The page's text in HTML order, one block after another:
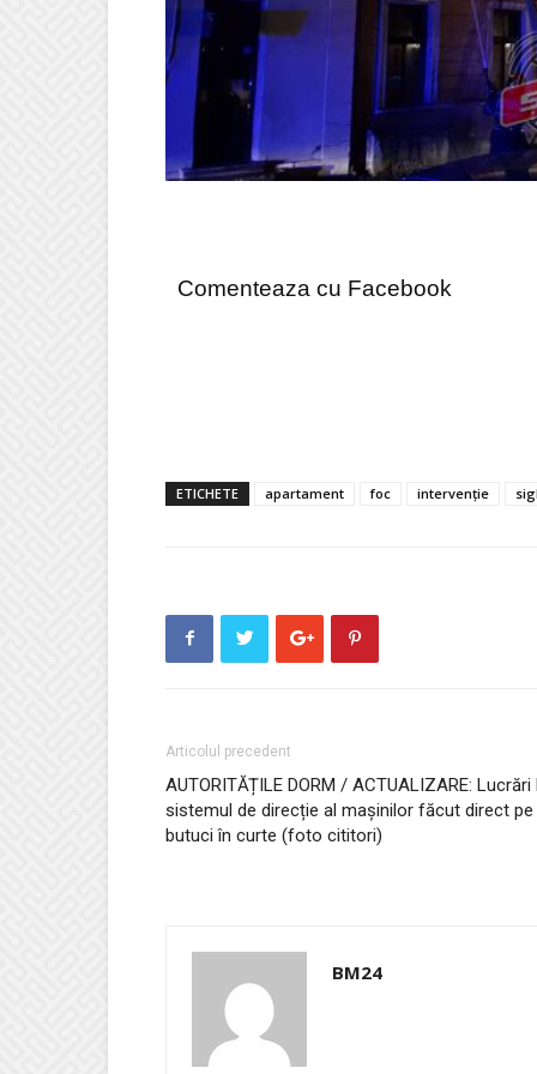
Comenteaza cu Facebook
ETICHETE apartament foc intervenție
Articolul precedent
AUTORITĂȚILE DORM / ACTUALIZARE: Lucrări
sistemul de direcție al mașinilor făcut direct pe
butuci în curte (foto cititori)
BM24